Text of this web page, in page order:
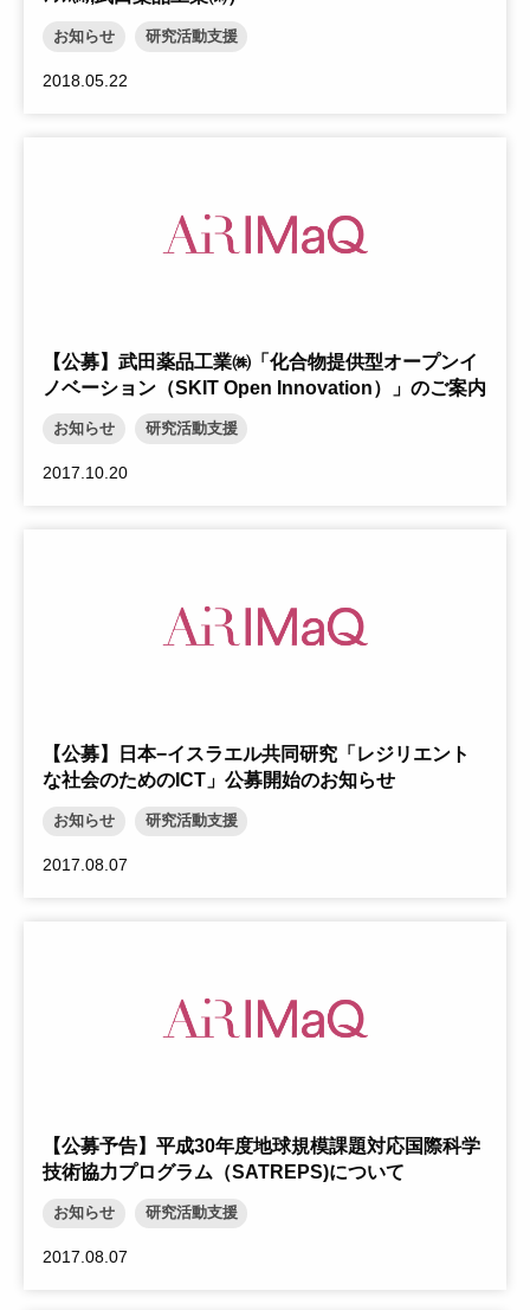
お知らせ 研究活動支援
2018.05.22
【公募】武田薬品工業㈱「化合物提供型オープンイ
ノベーション（SKIT Open Innovation）」のご案内
お知らせ 研究活動支援
2017.10.20
【公募】日本−イスラエル共同研究「レジリエント
な社会のためのICT」公募開始のお知らせ
お知らせ 研究活動支援
2017.08.07
【公募予告】平成30年度地球規模課題対応国際科学
技術協力プログラム（SATREPS)について
お知らせ 研究活動支援
2017.08.07